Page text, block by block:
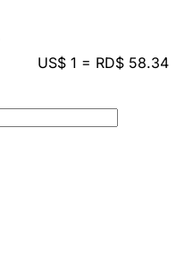
US$ 1 = RD$ 58.34